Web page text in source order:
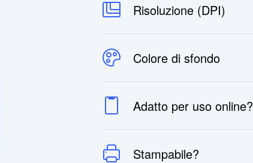
Risoluzione (DPI)
Colore di sfondo
Adatto per uso online?
Stampabile?